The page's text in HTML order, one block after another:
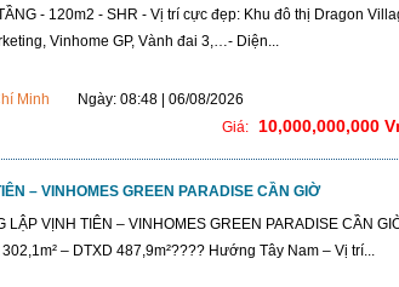
- 120m2 - SHR - Vị trí cực đẹp: Khu đô thị Dragon
Vinhome GP, Vành đai 3,…- Diện...
Minh
Ngày: 08:48 | 06/08/2026
Giá:
10,000,000,000
– VINHOMES GREEN PARADISE CẦN GIỜ
VỊNH TIÊN – VINHOMES GREEN PARADISE CẦN
– DTXD 487,9m²???? Hướng Tây Nam – Vị trí...